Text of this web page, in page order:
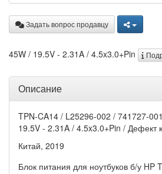
Задать вопрос продавцу
45W / 19.5V - 2.31A / 4.5x3.0+Pin
Описание
TPN-CA14 / L25296-002 / 741727-
19.5V - 2.31A / 4.5x3.0+Pin / Дефект
Китай, 2019
Блок питания для ноутбуков б/у HP